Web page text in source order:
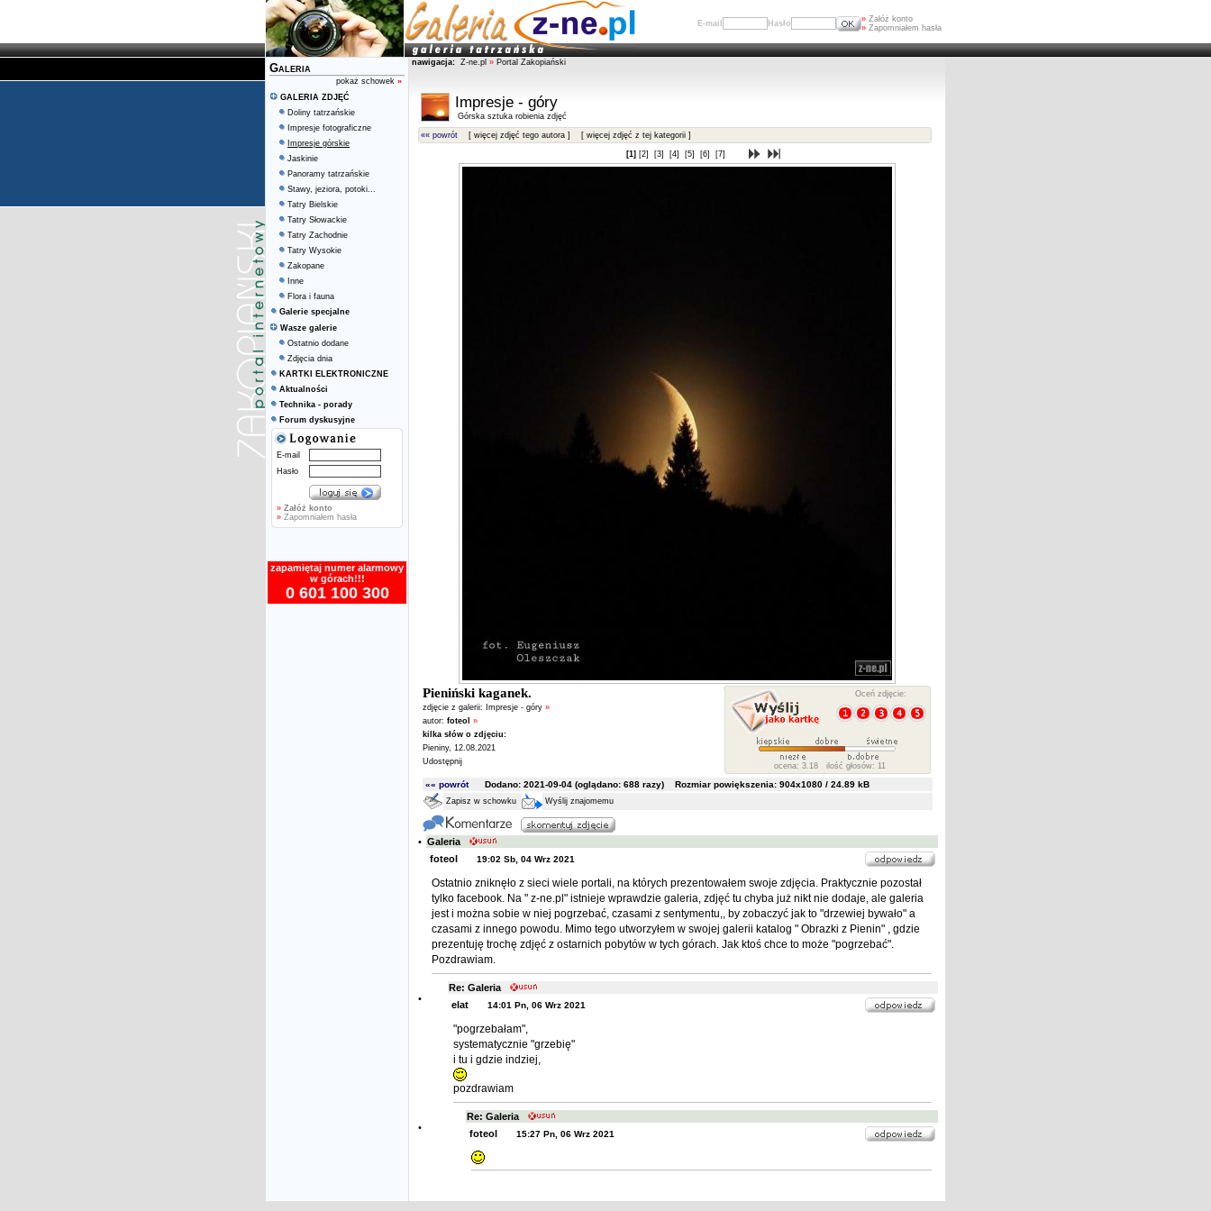
E-mail Hasło » Załóż konto
» Zapomniałem hasła
Galeria
pokaż schowek »
GALERIA ZDJĘĆ
Doliny tatrzańskie
Impresje fotograficzne
Impresje górskie
Jaskinie
Panoramy tatrzańskie
Stawy, jeziora, potoki...
Tatry Bielskie
Tatry Słowackie
Tatry Zachodnie
Tatry Wysokie
Zakopane
Inne
Flora i fauna
Galerie specjalne
Wasze galerie
Ostatnio dodane
Zdjęcia dnia
KARTKI ELEKTRONICZNE
Aktualności
Technika - porady
Forum dyskusyjne
E-mail
Hasło
» Załóż konto
» Zapomniałem hasła
zapamiętaj numer alarmowy
w górach!!!
0 601 100 300
nawigacja: Z-ne.pl » Portal Zakopiański
Impresje - góry
Górska sztuka robienia zdjęć
«« powrót [ więcej zdjęć tego autora ] [ więcej zdjęć z tej kategorii ]
[1] [2] [3] [4] [5] [6] [7]
Pieniński kaganek.
zdjęcie z galerii: Impresje - góry »
autor: foteol »
kilka słów o zdjęciu:
Pieniny, 12.08.2021
Udostępnij
Oceń zdjęcie:
ocena: 3.18 ilość głosów: 11
«« powrótDodano: 2021-09-04 (oglądano: 688razy) Rozmiar powiększenia: 904x1080 / 24.89 kB
Zapisz w schowku Wyślij znajomemu
• Galeria
foteol
19:02 Sb, 04 Wrz 2021
Ostatnio zniknęło z sieci wiele portali, na których prezentowałem swoje zdjęcia. Praktycznie pozostał
tylko facebook. Na " z-ne.pl" istnieje wprawdzie galeria, zdjęć tu chyba już nikt nie dodaje, ale galeria
jest i można sobie w niej pogrzebać, czasami z sentymentu,, by zobaczyć jak to "drzewiej bywało" a
czasami z innego powodu. Mimo tego utworzyłem w swojej galerii katalog " Obrazki z Pienin" , gdzie
prezentuję trochę zdjęć z ostarnich pobytów w tych górach. Jak ktoś chce to może "pogrzebać".
Pozdrawiam.
•
Re: Galeria
elat
14:01 Pn, 06 Wrz 2021
"pogrzebałam",
systematycznie "grzebię"
i tu i gdzie indziej,
pozdrawiam
•
Re: Galeria
foteol
15:27 Pn, 06 Wrz 2021